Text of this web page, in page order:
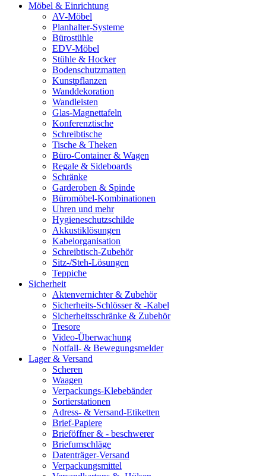
Möbel & Einrichtung
AV-Möbel
Planhalter-Systeme
Bürostühle
EDV-Möbel
Stühle & Hocker
Bodenschutzmatten
Kunstpflanzen
Wanddekoration
Wandleisten
Glas-Magnettafeln
Konferenztische
Schreibtische
Tische & Theken
Büro-Container & Wagen
Regale & Sideboards
Schränke
Garderoben & Spinde
Büromöbel-Kombinationen
Uhren und mehr
Hygieneschutzschilde
Akkustiklösungen
Kabelorganisation
Schreibtisch-Zubehör
Sitz-/Steh-Lösungen
Teppiche
Sicherheit
Aktenvernichter & Zubehör
Sicherheits-Schlösser & -Kabel
Sicherheitsschränke & Zubehör
Tresore
Video-Überwachung
Notfall- & Bewegungsmelder
Lager & Versand
Scheren
Waagen
Verpackungs-Klebebänder
Sortierstationen
Adress- & Versand-Etiketten
Brief-Papiere
Brieföffner & - beschwerer
Briefumschläge
Datenträger-Versand
Verpackungsmittel